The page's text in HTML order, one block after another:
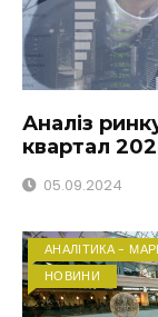
Аналіз
квартал
05.09.2024
АНАЛІТИКА -
НОВИНИ